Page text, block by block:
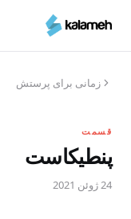
محتوای
زمانی برای پرستش
قسمت
پنطیکاست
24 ژوئن 2021